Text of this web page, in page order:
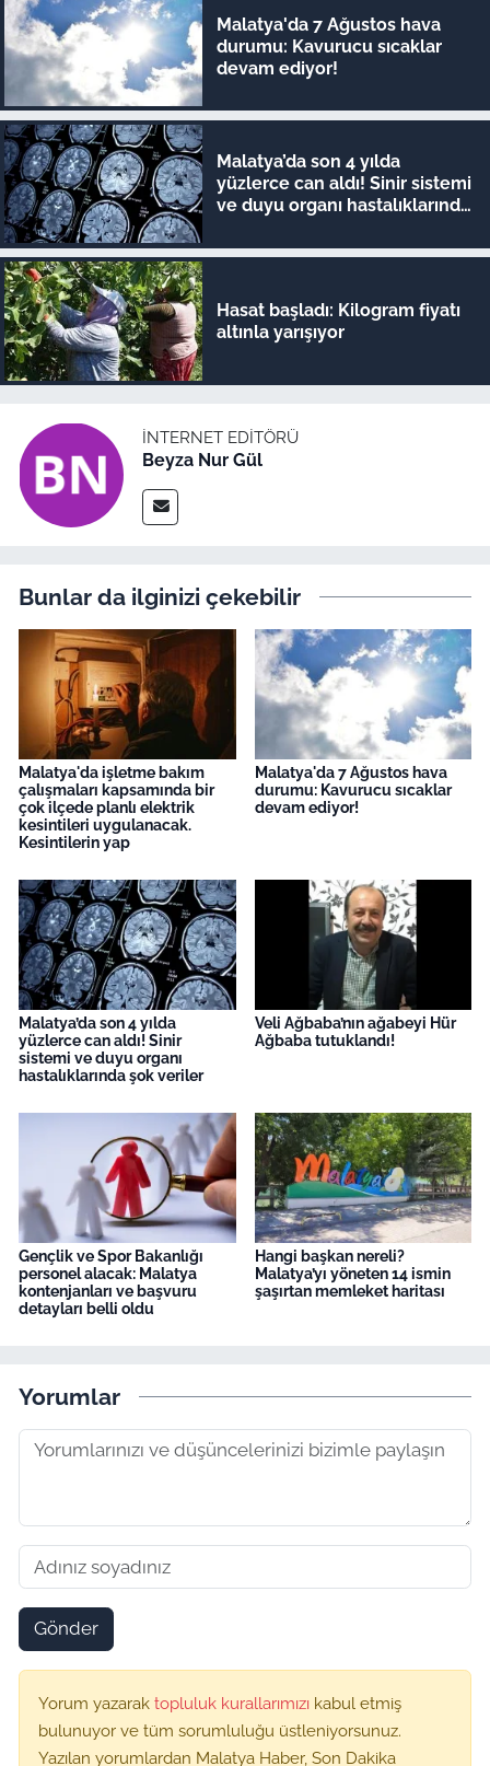
Malatya'da 7 Ağustos hava
durumu: Kavurucu sıcaklar
devam ediyor!
Malatya’da son 4 yılda
yüzlerce can aldı! Sinir sistemi
ve duyu organı hastalıklarında
Hasat başladı: Kilogram fiyatı
altınla yarışıyor
İNTERNET EDITÖRÜ
Beyza Nur Gül
Bunlar da ilginizi çekebilir
Malatya'da işletme bakım
çalışmaları kapsamında bir
çok ilçede planlı elektrik
kesintileri uygulanacak.
Kesintilerin yap
Malatya'da 7 Ağustos hava
durumu: Kavurucu sıcaklar
devam ediyor!
Malatya’da son 4 yılda
yüzlerce can aldı! Sinir
sistemi ve duyu organı
hastalıklarında şok veriler
Veli Ağbaba’nın ağabeyi Hür
Ağbaba tutuklandı!
Gençlik ve Spor Bakanlığı
personel alacak: Malatya
kontenjanları ve başvuru
detayları belli oldu
Hangi başkan nereli?
Malatya’yı yöneten 14 ismin
şaşırtan memleket haritası
Yorumlar
Gönder
Yorum yazarak topluluk kurallarımızı kabul etmiş
bulunuyor ve tüm sorumluluğu üstleniyorsunuz.
Yazılan yorumlardan Malatya Haber, Son Dakika